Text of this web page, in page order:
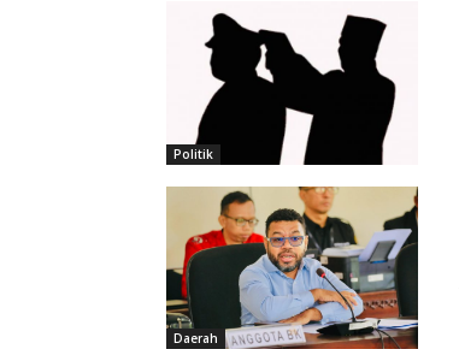
Politik
Daerah